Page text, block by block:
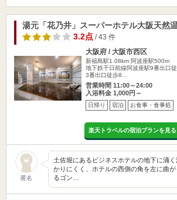
湯元「花乃井」スーパーホテル大阪天然
3.2点/ 43 件
大阪府 / 大阪市西区
新福島駅1.08km 阿波座駅500m
地下鉄千日前線阿波座駅9番出口
3番出口徒歩8…
営業時間 11:00～24:00
入浴料金 1,000円～
日帰り 宿泊 お食事・食事処
楽天トラベルの宿泊プランを見る
匿名
土佐堀にあるビジネスホテルの地下に涌
かりにくく、ホテルの西側の角を左に曲
るゴン…